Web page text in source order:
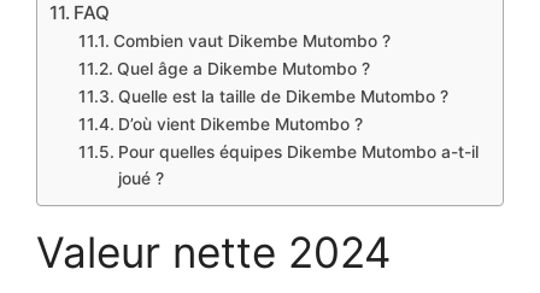
FAQ
Combien vaut Dikembe Mutombo ?
Quel âge a Dikembe Mutombo ?
Quelle est la taille de Dikembe Mutombo ?
D’où vient Dikembe Mutombo ?
Pour quelles équipes Dikembe Mutombo a-t-il
joué ?
Valeur nette 2024